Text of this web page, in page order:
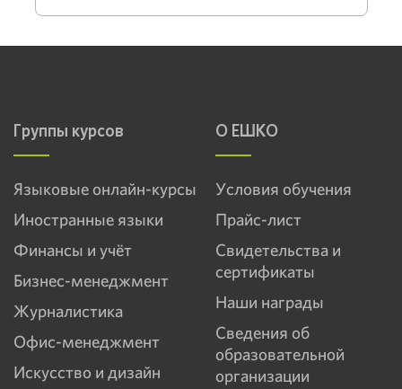
Группы курсов
Языковые онлайн-курсы
Иностранные языки
Финансы и учёт
Бизнес-менеджмент
Журналистика
Офис-менеджмент
Искусство и дизайн
О ЕШКО
Условия обучения
Прайс-лист
Свидетельства и
сертификаты
Наши награды
Сведения об
образовательной
организации